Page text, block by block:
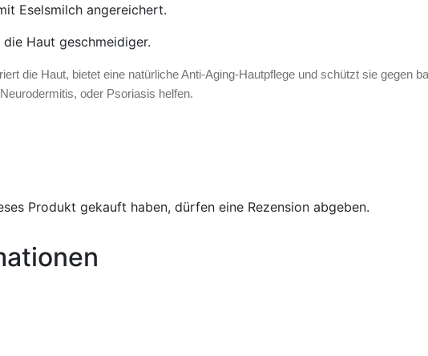
Eselsmilch angereichert.
Haut geschmeidiger.
die Haut, bietet eine natürliche Anti-Aging-Hautpflege und schützt sie gegen
oder Psoriasis helfen.
Produkt gekauft haben, dürfen eine Rezension abgeben.